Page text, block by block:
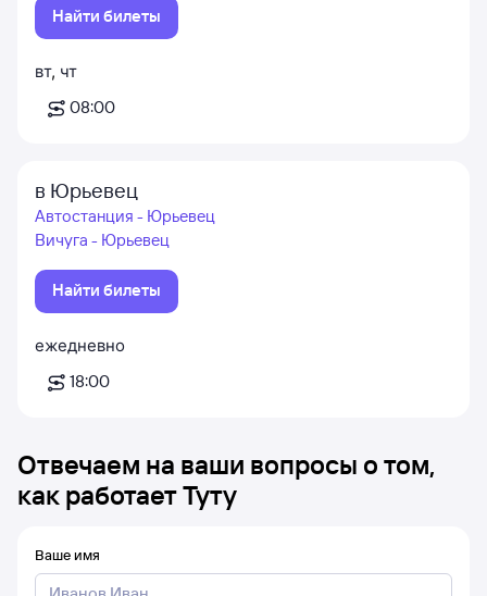
Найти билеты
вт, чт
08:00
в Юрьевец
Автостанция - Юрьевец
Вичуга - Юрьевец
Найти билеты
ежедневно
18:00
Отвечаем на ваши вопросы о том,
как работает Туту
Ваше имя